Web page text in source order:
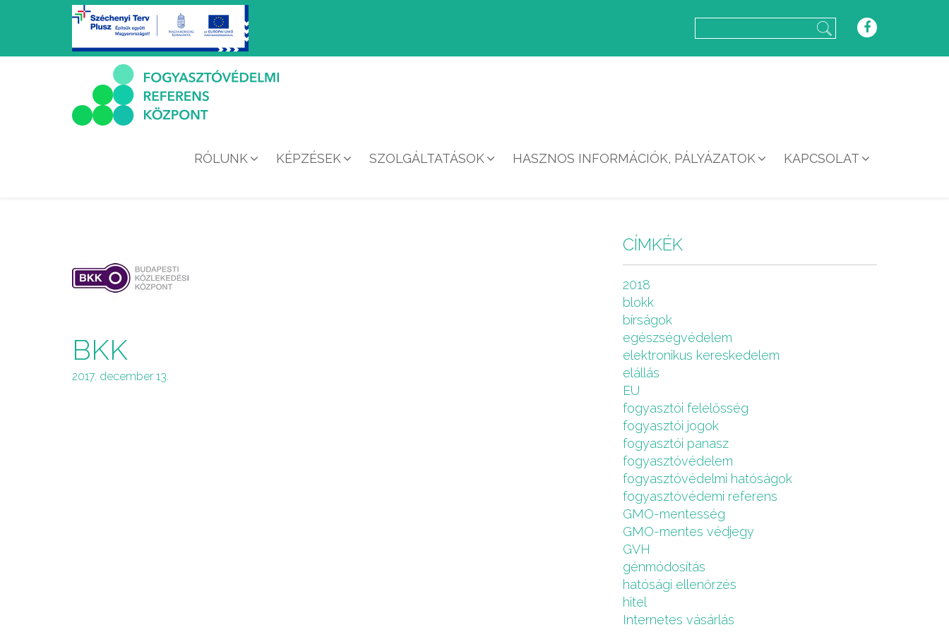
RÓLUNK KÉPZÉSEK SZOLGÁLTATÁSOK HASZNOS INFORMÁCIÓK, PÁLYÁZATOK KAPCSOLAT
BKK
2017. december 13.
CÍMKÉK
2018
blokk
bírságok
egészségvédelem
elektronikus kereskedelem
elállás
EU
fogyasztói felelősség
fogyasztói jogok
fogyasztói panasz
fogyasztóvédelem
fogyasztóvédelmi hatóságok
fogyasztóvédemi referens
GMO-mentesség
GMO-mentes védjegy
GVH
génmódosítás
hatósági ellenőrzés
hitel
Internetes vásárlás